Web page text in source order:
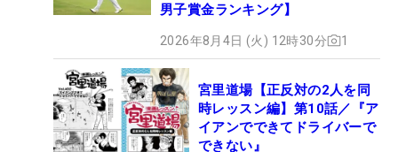
男子賞金ランキング】
2026年8月4日 (火) 12時30分 1
宮里道場【正反対の2人を同
時レッスン編】第10話／『ア
イアンでできてドライバーで
できない』